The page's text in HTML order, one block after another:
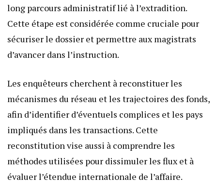
long parcours administratif lié à l’extradition.
Cette étape est considérée comme cruciale pour
sécuriser le dossier et permettre aux magistrats
d’avancer dans l’instruction.
Les enquêteurs cherchent à reconstituer les
mécanismes du réseau et les trajectoires des fonds,
afin d’identifier d’éventuels complices et les pays
impliqués dans les transactions. Cette
reconstitution vise aussi à comprendre les
méthodes utilisées pour dissimuler les flux et à
évaluer l’étendue internationale de l’affaire.